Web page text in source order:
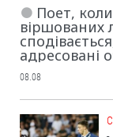
Поет,
віршованих
адресовані
08.08